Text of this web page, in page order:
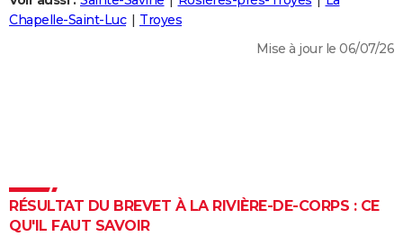
Destinations
City break
Voyage nature
Voyage de noces
Forum
Climat
+
PHOTO
Dictionnaire
Biographies
Citations
Expressions
Proverbes
PROGRAMME TV
Chapelle-Saint-Luc
Troyes
Mise à jour le 06/07/26
RÉSULTAT DU BREVET À LA RIVIÈRE-DE-CORPS : CE
QU'IL FAUT SAVOIR